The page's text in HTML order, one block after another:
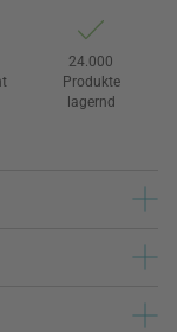
24.000
Produkte
lagernd